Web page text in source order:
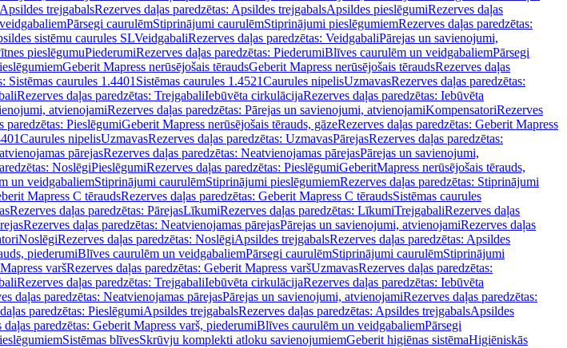
Apsildes trejgabalsRezerves daļas paredzētas: Apsildes trejgabalsApsildes pieslēgumiRezerves daļas
Pārsegi caurulēmStiprinājumi caurulēmStiprinājumi pieslēgumiemRezerves daļas paredzētas:
sistēmu caurules SLVeidgabaliRezerves daļas paredzētas: VeidgabaliPārejas un savienojumi,
pieslēgumuPiederumiRezerves daļas paredzētas: PiederumiBlīves caurulēm un veidgabaliemPārsegi
Geberit Mapress nerūsējošais tēraudsGeberit Mapress nerūsējošais tēraudsRezerves daļas
Sistēmas caurules 1.4401 Sistēmas caurules 1.4521Caurules nipelisUzmavasRezerves daļas paredzētas:
Rezerves daļas paredzētas: TrejgabaliIebūvēta cirkulācijaRezerves daļas paredzētas: Iebūvēta
atvienojamiRezerves daļas paredzētas: Pārejas un savienojumi, atvienojamiKompensatoriRezerves
paredzētas: PieslēgumiGeberit Mapress nerūsējošais tērauds, gāzeRezerves daļas paredzētas: Geberit Mapress
Caurules nipelisUzmavasRezerves daļas paredzētas: UzmavasPārejasRezerves daļas paredzētas:
pārejasRezerves daļas paredzētas: Neatvienojamas pārejasPārejas un savienojumi,
NoslēgiPieslēgumiRezerves daļas paredzētas: PieslēgumiGeberitMapress nerūsējošais tērauds,
un veidgabaliemStiprinājumi caurulēmStiprinājumi pieslēgumiemRezerves daļas paredzētas: Stiprinājumi
Mapress C tēraudsRezerves daļas paredzētas: Geberit Mapress C tēraudsSistēmas caurules
Rezerves daļas paredzētas: PārejasLīkumiRezerves daļas paredzētas: LīkumiTrejgabaliRezerves daļas
Rezerves daļas paredzētas: Neatvienojamas pārejasPārejas un savienojumi, atvienojamiRezerves daļas
NoslēgiRezerves daļas paredzētas: NoslēgiApsildes trejgabalsRezerves daļas paredzētas: Apsildes
piederumiBlīves caurulēm un veidgabaliemPārsegi caurulēmStiprinājumi caurulēmStiprinājumi
varšRezerves daļas paredzētas: Geberit Mapress varšUzmavasRezerves daļas paredzētas:
Rezerves daļas paredzētas: TrejgabaliIebūvēta cirkulācijaRezerves daļas paredzētas: Iebūvēta
daļas paredzētas: Neatvienojamas pārejasPārejas un savienojumi, atvienojamiRezerves daļas paredzētas:
paredzētas: PieslēgumiApsildes trejgabalsRezerves daļas paredzētas: Apsildes trejgabalsApsildes
daļas paredzētas: Geberit Mapress varš, piederumiBlīves caurulēm un veidgabaliemPārsegi
Sistēmas blīvesSkrūvju komplekti atloku savienojumiemGeberit higiēnas sistēmaHigiēniskās